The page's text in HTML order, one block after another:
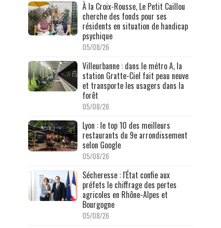
À la Croix-Rousse, Le Petit Caillou
cherche des fonds pour ses
résidents en situation de handicap
psychique
05/08/26
Villeurbanne : dans le métro A, la
station Gratte-Ciel fait peau neuve
et transporte les usagers dans la
forêt
05/08/26
Lyon : le top 10 des meilleurs
restaurants du 9e arrondissement
selon Google
05/08/26
Sécheresse : l'État confie aux
préfets le chiffrage des pertes
agricoles en Rhône-Alpes et
Bourgogne
05/08/26